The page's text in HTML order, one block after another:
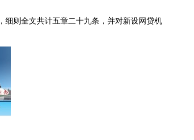
则全文共计五章二十九条，并对新设网贷机